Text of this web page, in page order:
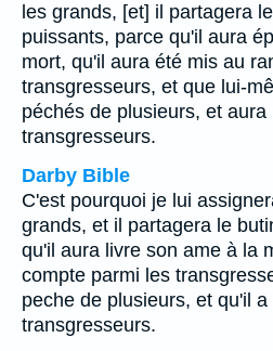
les grands, [et] il partagera
puissants, parce qu'il aura
mort, qu'il aura été mis au
transgresseurs, et que lui-
péchés de plusieurs, et
transgresseurs.
Darby Bible
C'est pourquoi je lui
grands, et il partagera le
qu'il aura livre son ame à la
compte parmi les
peche de plusieurs, et qu'il
transgresseurs.